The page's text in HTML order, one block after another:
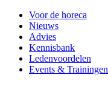
Voor de horeca
Nieuws
Advies
Kennisbank
Ledenvoordelen
Events & Trainingen